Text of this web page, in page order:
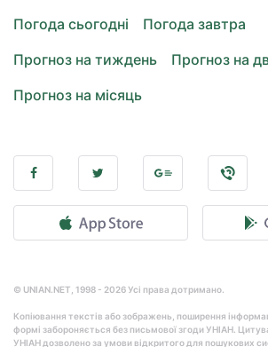
Погода сьогодні
Погода завтра
Прогноз на тиждень
Прогноз на
Прогноз на місяць
© UNIAN.NET, 1998 - 2026 Усі права дотримано.
Копіювання текстів або зображень, поширення
формі забороняється без письмової згоди УНІАН.
УНІАН дозволено за умови відкритого для пошукових